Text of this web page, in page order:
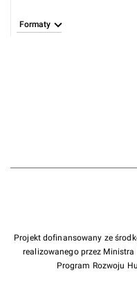
Formaty
Projekt dofinansowany ze
realizowanego przez
Program Rozwoju